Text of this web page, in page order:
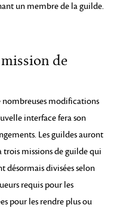
un membre de la guilde.
de
nombreuses modifications
interface fera son
Les guildes auront
trois missions de guilde qui
désormais divisées selon
requis pour les
pour les rendre plus ou